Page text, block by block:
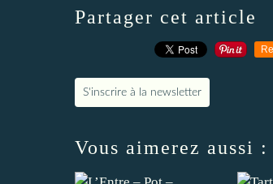
Partager cet article
S'inscrire à la newsletter
Vous aimerez aussi :